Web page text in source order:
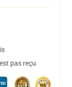
pas reçu